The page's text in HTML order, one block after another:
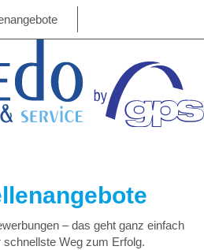
– das geht ganz einfach
Weg zum Erfolg.